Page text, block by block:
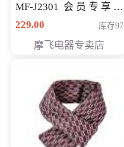
MF-J2301 会员专享价
168元
229.00 库存97
摩飞电器专卖店